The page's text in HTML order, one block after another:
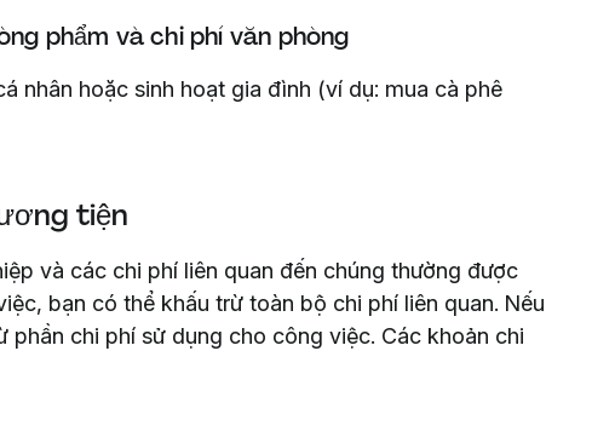
phẩm và chi phí văn phòng
nhân hoặc sinh hoạt gia đình (ví dụ: mua cà phê
tiện
và các chi phí liên quan đến chúng thường được
bạn có thể khấu trừ toàn bộ chi phí liên quan. Nếu
chi phí sử dụng cho công việc. Các khoản chi